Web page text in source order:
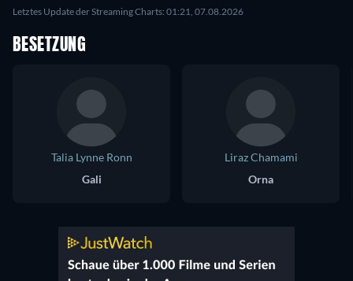
Letztes Update der Streaming Charts: 01:21, 07.08.2026
BESETZUNG
Talia Lynne Ronn
Gali
Liraz Chamami
Orna